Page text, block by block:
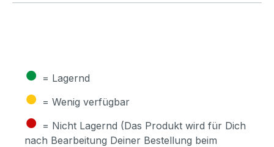
● = Lagernd
● = Wenig verfügbar
● = Nicht Lagernd (Das Produkt wird für Dich
nach Bearbeitung Deiner Bestellung beim